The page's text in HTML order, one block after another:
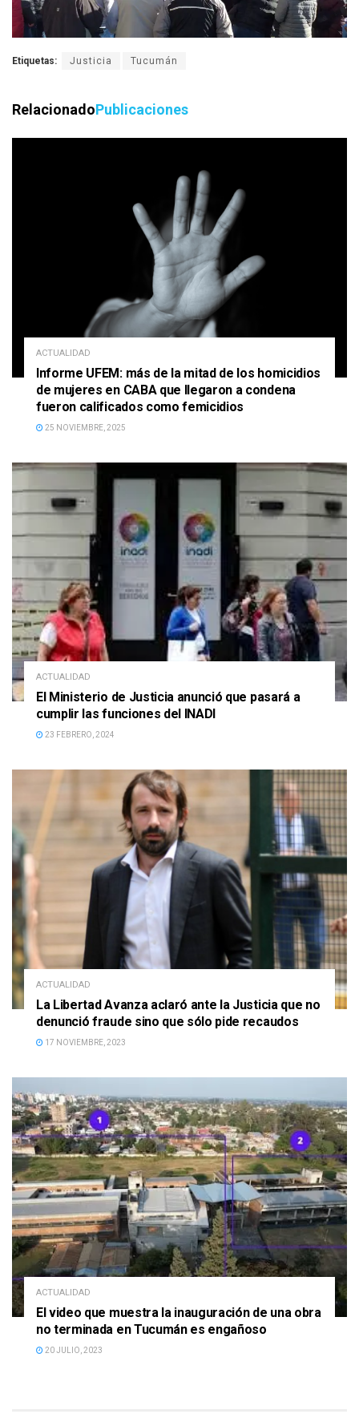
Etiquetas: Justicia Tucumán
RelacionadoPublicaciones
ACTUALIDAD
Informe UFEM: más de la mitad de los homicidios
de mujeres en CABA que llegaron a condena
fueron calificados como femicidios
25 NOVIEMBRE, 2025
ACTUALIDAD
El Ministerio de Justicia anunció que pasará a
cumplir las funciones del INADI
23 FEBRERO, 2024
ACTUALIDAD
La Libertad Avanza aclaró ante la Justicia que no
denunció fraude sino que sólo pide recaudos
17 NOVIEMBRE, 2023
ACTUALIDAD
El video que muestra la inauguración de una obra
no terminada en Tucumán es engañoso
20 JULIO, 2023